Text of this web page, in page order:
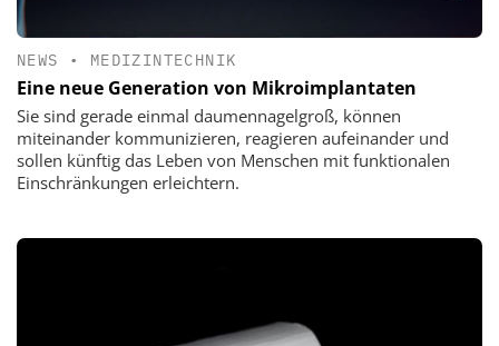
NEWS • MEDIZINTECHNIK
Eine neue Generation von Mikroimplantaten
Sie sind gerade einmal daumennagelgroß, können
miteinander kommunizieren, reagieren aufeinander und
sollen künftig das Leben von Menschen mit funktionalen
Einschränkungen erleichtern.